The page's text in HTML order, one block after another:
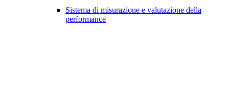
Sistema di misurazione e valutazione della
performance